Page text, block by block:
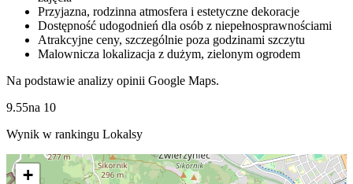
Przyjazna, rodzinna atmosfera i estetyczne dekoracje
Dostępność udogodnień dla osób z niepełnosprawnościami
Atrakcyjne ceny, szczególnie poza godzinami szczytu
Malownicza lokalizacja z dużym, zielonym ogrodem
Na podstawie analizy opinii Google Maps.
9.55na 10
Wynik w rankingu Lokalsy
+